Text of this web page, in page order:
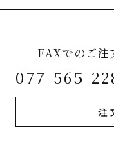
FAXでのご注
077-565-
注